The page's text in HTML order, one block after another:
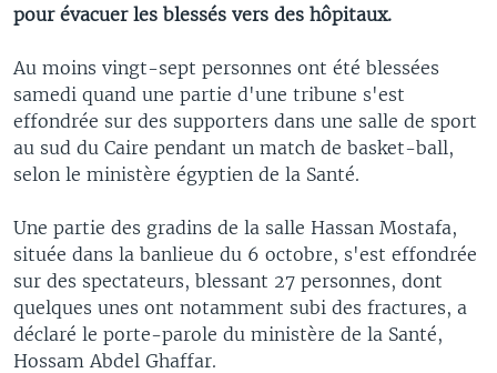
pour évacuer les blessés vers des hôpitaux.
Au moins vingt-sept personnes ont été blessées
samedi quand une partie d'une tribune s'est
effondrée sur des supporters dans une salle de sport
au sud du Caire pendant un match de basket-ball,
selon le ministère égyptien de la Santé.
Une partie des gradins de la salle Hassan Mostafa,
située dans la banlieue du 6 octobre, s'est effondrée
sur des spectateurs, blessant 27 personnes, dont
quelques unes ont notamment subi des fractures, a
déclaré le porte-parole du ministère de la Santé,
Hossam Abdel Ghaffar.